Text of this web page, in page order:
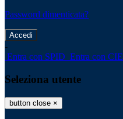
Password dimenticata?
-
Entra con SPID Entra con CIE
Seleziona utente
button close ×